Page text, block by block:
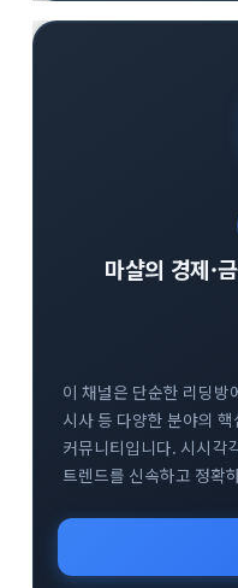
마샬의 경제·
이 채널은 단순한 리딩
시사 등 다양한 분야의
커뮤니티입니다. 시시각
트렌드를 신속하고 정확
기반으로 유익한 정보를
다방면의 깊이 있는 트